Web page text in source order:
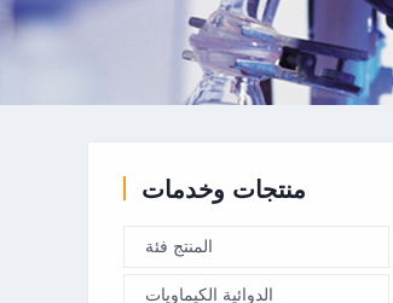
منتجات وخدمات
المنتج فئة
الدوائية الكيماويات